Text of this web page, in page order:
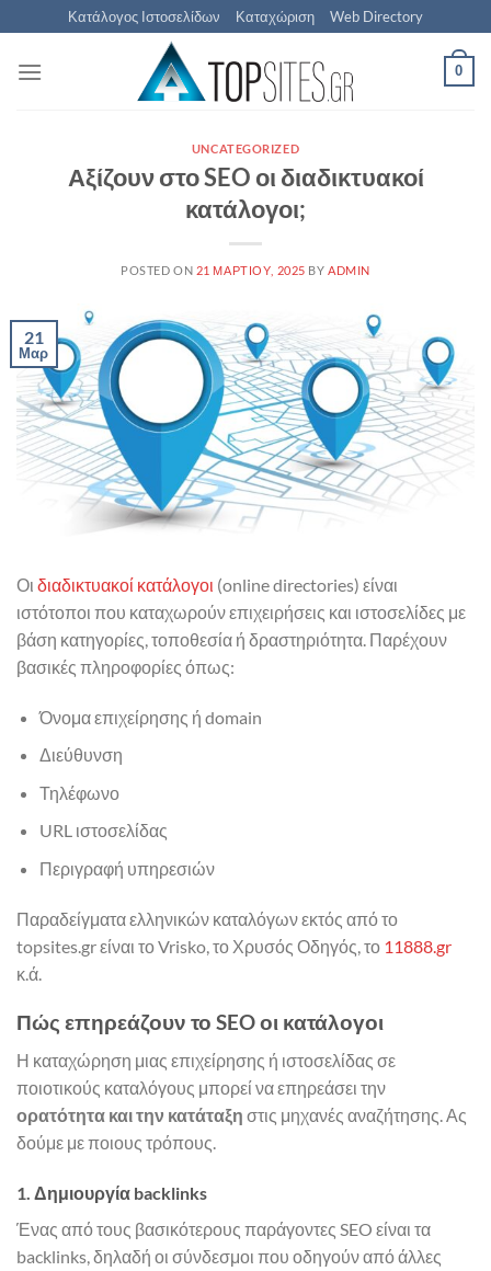
Μετάβαση
στο
περιεχόμενο
Κατάλογος Ιστοσελίδων Καταχώριση Web Directory
0
UNCATEGORIZED
Αξίζουν στο SEO οι διαδικτυακοί
κατάλογοι;
POSTED ON 21 ΜΑΡΤΊΟΥ, 2025 BY ADMIN
21
Μαρ
Οι διαδικτυακοί κατάλογοι (online directories) είναι
ιστότοποι που καταχωρούν επιχειρήσεις και ιστοσελίδες με
βάση κατηγορίες, τοποθεσία ή δραστηριότητα. Παρέχουν
βασικές πληροφορίες όπως:
Όνομα επιχείρησης ή domain
Διεύθυνση
Τηλέφωνο
URL ιστοσελίδας
Περιγραφή υπηρεσιών
Παραδείγματα ελληνικών καταλόγων εκτός από το
topsites.gr είναι το Vrisko, το Χρυσός Οδηγός, το 11888.gr
κ.ά.
Πώς επηρεάζουν το SEO οι κατάλογοι
Η καταχώρηση μιας επιχείρησης ή ιστοσελίδας σε
ποιοτικούς καταλόγους μπορεί να επηρεάσει την
ορατότητα και την κατάταξη στις μηχανές αναζήτησης. Ας
δούμε με ποιους τρόπους.
1. Δημιουργία backlinks
Ένας από τους βασικότερους παράγοντες SEO είναι τα
backlinks, δηλαδή οι σύνδεσμοι που οδηγούν από άλλες